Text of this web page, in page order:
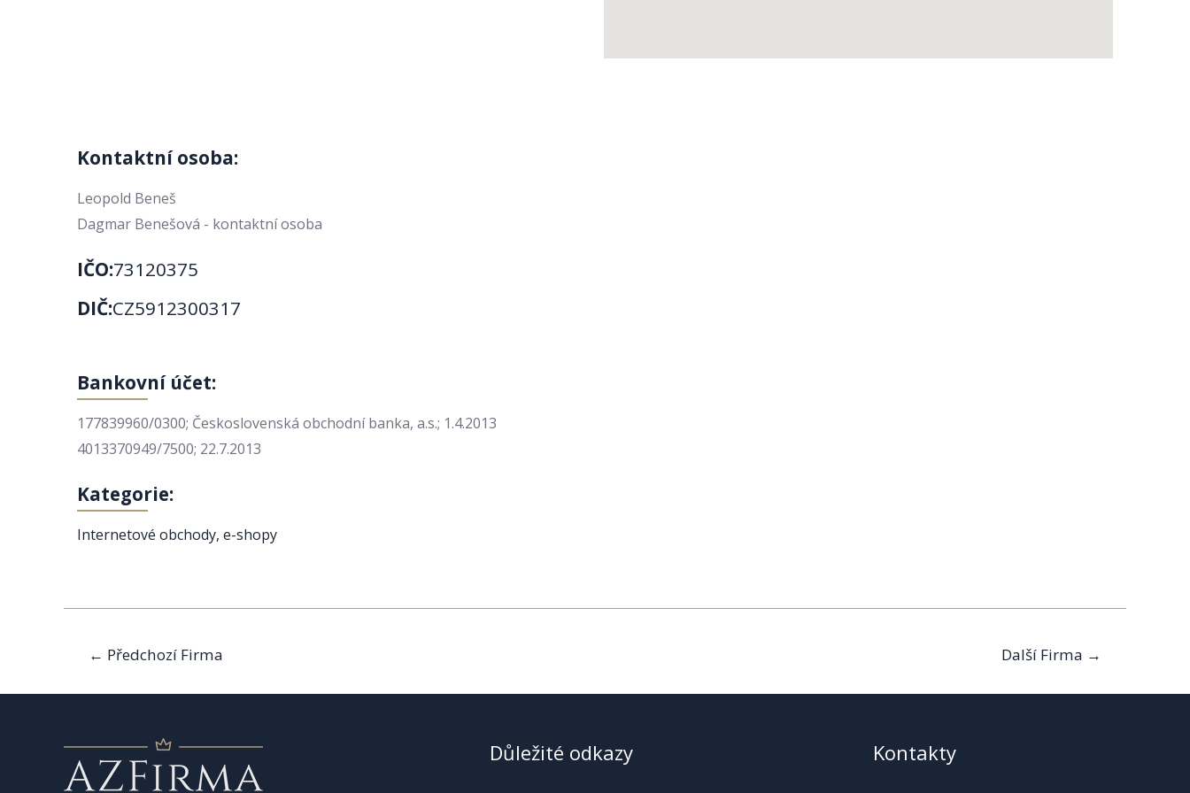
Kontaktní osoba:
Leopold Beneš
Dagmar Benešová - kontaktní osoba
IČO:73120375
DIČ:CZ5912300317
Bankovní účet:
177839960/0300; Československá obchodní banka, a.s.; 1.4.2013
4013370949/7500; 22.7.2013
Kategorie:
Internetové obchody, e-shopy
Navigace
pro
příspěvek
← Předchozí Firma Další Firma →
Důležité odkazy Kontakty